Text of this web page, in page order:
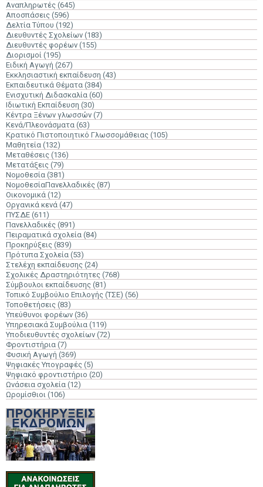
Αναπληρωτές (645)
Αποσπάσεις (596)
Δελτία Τύπου (192)
Διευθυντές Σχολείων (183)
Διευθυντές φορέων (155)
Διορισμοί (195)
Ειδική Αγωγή (267)
Εκκλησιαστική εκπαίδευση (43)
Εκπαιδευτικά Θέματα (384)
Ενισχυτική Διδασκαλία (60)
Ιδιωτική Εκπαίδευση (30)
Κέντρα Ξένων γλωσσών (7)
Κενά/Πλεονάσματα (63)
Κρατικό Πιστοποιητικό Γλωσσομάθειας (105)
Μαθητεία (132)
Μεταθέσεις (136)
Μετατάξεις (79)
Νομοθεσία (381)
ΝομοθεσίαΠανελλαδικές (87)
Οικονομικά (12)
Οργανικά κενά (47)
ΠΥΣΔΕ (611)
Πανελλαδικές (891)
Πειραματικά σχολεία (84)
Προκηρύξεις (839)
Πρότυπα Σχολεία (53)
Στελέχη εκπαίδευσης (24)
Σχολικές Δραστηριότητες (768)
Σύμβουλοι εκπαίδευσης (81)
Τοπικό Συμβούλιο Επιλογής (ΤΣΕ) (56)
Τοποθετήσεις (83)
Υπεύθυνοι φορέων (36)
Υπηρεσιακά Συμβούλια (119)
Υποδιευθυντές σχολείων (72)
Φροντιστήρια (7)
Φυσική Αγωγή (369)
Ψηφιακές Υπογραφές (5)
Ψηφιακό φροντιστήριο (20)
Ωνάσεια σχολεία (12)
Ωρομίσθιοι (106)